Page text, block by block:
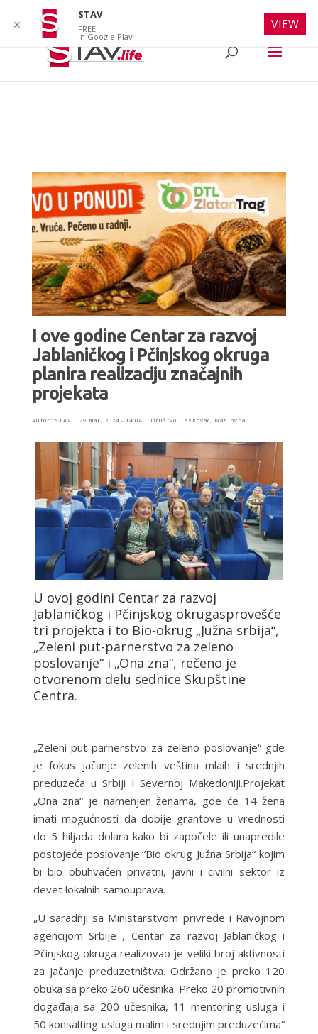
I ove godine Centar za razvoj
Jablaničkog i Pčinjskog okruga
planira realizaciju značajnih
projekata
Autor: STAV| 29 mar, 2024 - 14:04| Društvo Leskovac Naslovna
U ovoj godini Centar za razvoj
Jablaničkog i Pčinjskog okrugasprovešće
tri projekta i to Bio-okrug „Južna srbija“,
„Zeleni put-parnerstvo za zeleno
poslovanje“ i „Ona zna“, rečeno je
otvorenom delu sednice Skupštine
Centra.
„Zeleni put-parnerstvo za zeleno poslovanje“ gde
je fokus jačanje zelenih veština mlaih i srednjih
preduzeća u Srbiji i Severnoj Makedoniji.Projekat
„Ona zna“ je namenjen ženama, gde će 14 žena
imati mogućnosti da dobije grantove u vrednosti
do 5 hiljada dolara kako bi započele ili unapredile
postojeće poslovanje.“Bio okrug Južna Srbija“ kojim
bi bio obuhvaćen privatni, javni i civilni sektor iz
devet lokalnih samouprava.
„U saradnji sa Ministarstvom privrede i Ravojnom
agencijom Srbije , Centar za razvoj Jablaničkog i
Pčinjskog okruga realizovao je veliki broj aktivnosti
za jačanje preduzetništva. Održano je preko 120
obuka sa preko 260 učesnika. Preko 20 promotivnih
događaja sa 200 učesnika, 11 mentoring usluga i
50 konsalting usluga malim i srednjim preduzećima“
✕
STAV
FREE
In Google Play
VIEW